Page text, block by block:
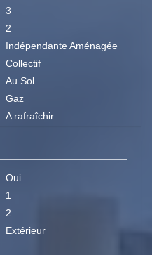
3
2
Indépendante Aménagée
Collectif
Au Sol
Gaz
A rafraîchir
Oui
1
2
Extérieur